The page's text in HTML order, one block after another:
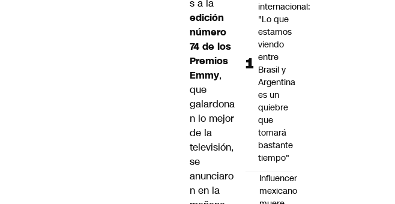
s a la
edición
número
74 de los
Premios
Emmy,
que
galardona
n lo mejor
de la
televisión,
se
anunciaro
n en la
internacional:
"Lo que
estamos
viendo
entre
Brasil y
Argentina
es un
quiebre
que
tomará
bastante
tiempo"
Influencer
mexicano